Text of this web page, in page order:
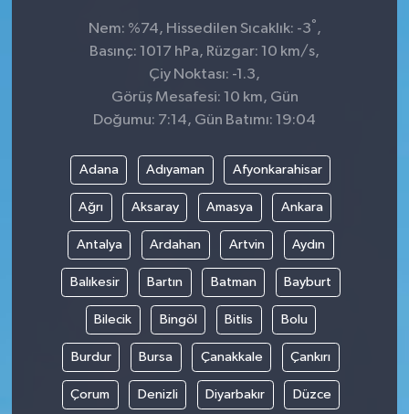
Nem: %74, Hissedilen Sıcaklık: -3° ,
Basınç: 1017 hPa, Rüzgar: 10 km/s,
Çiy Noktası: -1.3,
Görüş Mesafesi: 10 km, Gün
Doğumu: 7:14, Gün Batımı: 19:04
Adana Adıyaman Afyonkarahisar
Ağrı Aksaray Amasya Ankara
Antalya Ardahan Artvin Aydın
Balıkesir Bartın Batman Bayburt
Bilecik Bingöl Bitlis Bolu
Burdur Bursa Çanakkale Çankırı
Çorum Denizli Diyarbakır Düzce